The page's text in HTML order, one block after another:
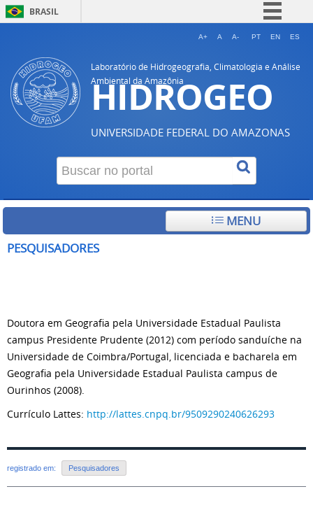
BRASIL
Simplifique!
Acesso à informação
A+ A A- PT EN ES
Laboratório de Hidrogeografia, Climatologia e Análise
Ambiental da Amazônia
HIDROGEO
UNIVERSIDADE FEDERAL DO AMAZONAS
MENU
PESQUISADORES
Doutora em Geografia pela Universidade Estadual Paulista
campus Presidente Prudente (2012) com período sanduíche na
Universidade de Coimbra/Portugal, licenciada e bacharela em
Geografia pela Universidade Estadual Paulista campus de
Ourinhos (2008).
Currículo Lattes: http://lattes.cnpq.br/9509290240626293
registrado em: Pesquisadores